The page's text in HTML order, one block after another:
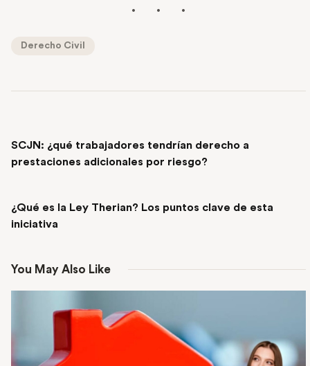
Derecho Civil
SCJN: ¿qué trabajadores tendrían derecho a
prestaciones adicionales por riesgo?
¿Qué es la Ley Therian? Los puntos clave de esta
iniciativa
You May Also Like